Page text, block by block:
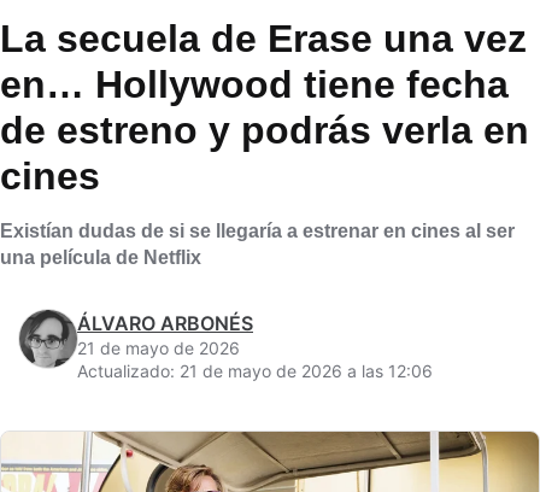
La secuela de Erase una vez
en… Hollywood tiene fecha
de estreno y podrás verla en
cines
Existían dudas de si se llegaría a estrenar en cines al ser
una película de Netflix
ÁLVARO ARBONÉS
21 de mayo de 2026
Actualizado: 21 de mayo de 2026 a las 12:06